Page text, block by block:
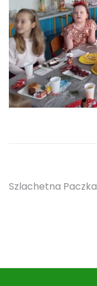
Nawigacja
Szlachetna Paczka